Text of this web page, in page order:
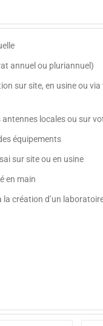
annuel ou pluriannuel)
sur site, en usine ou
locales ou sur
équipements
sur site ou en usine
en main
création d’un